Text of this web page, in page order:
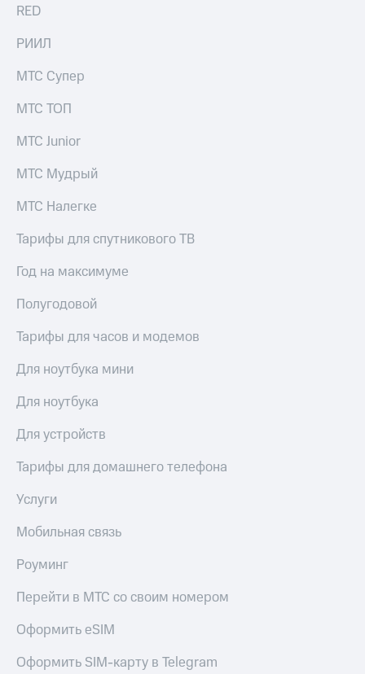
RED
РИИЛ
МТС Супер
МТС ТОП
МТС Junior
МТС Мудрый
МТС Налегке
Тарифы для спутникового ТВ
Год на максимуме
Полугодовой
Тарифы для часов и модемов
Для ноутбука мини
Для ноутбука
Для устройств
Тарифы для домашнего телефона
Услуги
Мобильная связь
Роуминг
Перейти в МТС со своим номером
Оформить eSIM
Оформить SIM-карту в Telegram